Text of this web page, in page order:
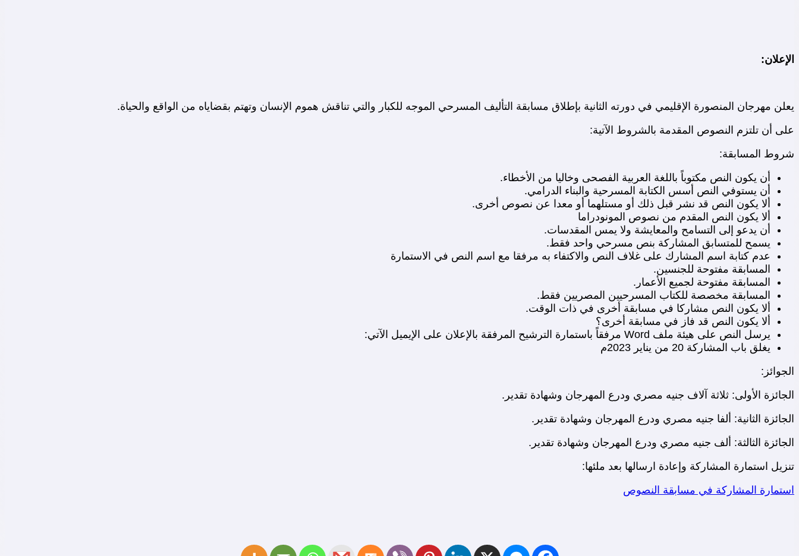
الإعلان:
يعلن مهرجان المنصورة الإقليمي في دورته الثانية بإطلاق مسابقة التأليف المسرحي الموجه للكبار والتي تناقش هموم الإنسان وتهتم بقضاياه من الواقع والحياة.
على أن تلتزم النصوص المقدمة بالشروط الآتية:
شروط المسابقة:
أن يكون النص مكتوباً باللغة العربية الفصحى وخاليا من الأخطاء.
أن يستوفي النص أسس الكتابة المسرحية والبناء الدرامي.
ألا يكون النص قد نشر قبل ذلك أو مستلهما أو معدا عن نصوص أخرى.
ألا يكون النص المقدم من نصوص المونودراما
أن يدعو إلى التسامح والمعايشة ولا يمس المقدسات.
يسمح للمتسابق المشاركة بنص مسرحي واحد فقط.
عدم كتابة اسم المشارك على غلاف النص والاكتفاء به مرفقا مع اسم النص في الاستمارة
المسابقة مفتوحة للجنسين.
المسابقة مفتوحة لجميع الأعمار.
المسابقة مخصصة للكتاب المسرحيين المصريين فقط.
ألا يكون النص مشاركا في مسابقة أخرى في ذات الوقت.
ألا يكون النص قد فاز في مسابقة أخرى؟
يرسل النص على هيئة ملف Word مرفقاً باستمارة الترشيح المرفقة بالإعلان على الإيميل الآتي:
يغلق باب المشاركة 20 من يناير 2023م
الجوائز:
الجائزة الأولى: ثلاثة آلاف جنيه مصري ودرع المهرجان وشهادة تقدير.
الجائزة الثانية: ألفا جنيه مصري ودرع المهرجان وشهادة تقدير.
الجائزة الثالثة: ألف جنيه مصري ودرع المهرجان وشهادة تقدير.
تنزيل استمارة المشاركة وإعادة ارسالها بعد ملئها:
استمارة المشاركة في مسابقة النصوص